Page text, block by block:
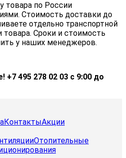
товара по России
Стоимость доставки до
отдельно транспортной
товара. Сроки и стоимость
у наших менеджеров.
+7 495 278 02 03 с 9:00 до
КонтактыАкции
Отопительные